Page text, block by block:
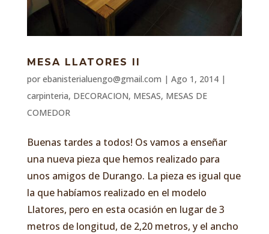
MESA LLATORES II
por ebanisterialuengo@gmail.com | Ago 1, 2014|
carpinteria, DECORACION, MESAS, MESAS DE
COMEDOR
Buenas tardes a todos! Os vamos a enseñar
una nueva pieza que hemos realizado para
unos amigos de Durango. La pieza es igual que
la que habíamos realizado en el modelo
Llatores, pero en esta ocasión en lugar de 3
metros de longitud, de 2,20 metros, y el ancho